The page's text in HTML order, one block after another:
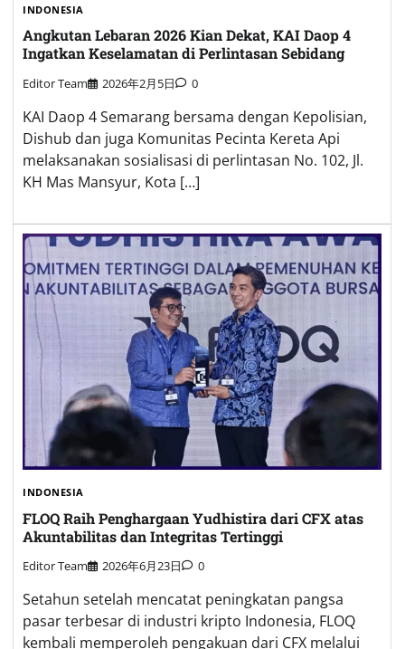
INDONESIA
Angkutan Lebaran 2026 Kian Dekat, KAI Daop 4
Ingatkan Keselamatan di Perlintasan Sebidang
Editor Team 2026年2月5日 0
KAI Daop 4 Semarang bersama dengan Kepolisian,
Dishub dan juga Komunitas Pecinta Kereta Api
melaksanakan sosialisasi di perlintasan No. 102, Jl.
KH Mas Mansyur, Kota […]
INDONESIA
FLOQ Raih Penghargaan Yudhistira dari CFX atas
Akuntabilitas dan Integritas Tertinggi
Editor Team 2026年6月23日 0
Setahun setelah mencatat peningkatan pangsa
pasar terbesar di industri kripto Indonesia, FLOQ
kembali memperoleh pengakuan dari CFX melalui